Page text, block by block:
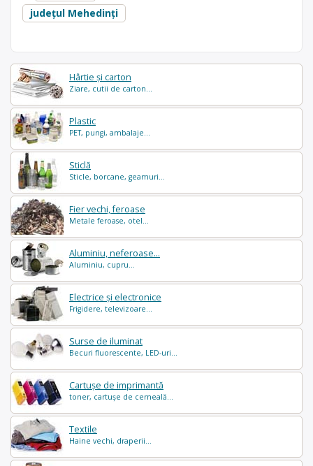
Hârtie și carton
Ziare, cutii de carton...
Plastic
PET, pungi, ambalaje...
Sticlă
Sticle, borcane, geamuri...
Fier vechi, feroase
Metale feroase, otel...
Aluminiu, neferoase...
Aluminiu, cupru...
Electrice și electronice
Frigidere, televizoare...
Surse de iluminat
Becuri fluorescente, LED-uri...
Cartușe de imprimantă
toner, cartușe de cerneală...
Textile
Haine vechi, draperii...
județul Mehedinți